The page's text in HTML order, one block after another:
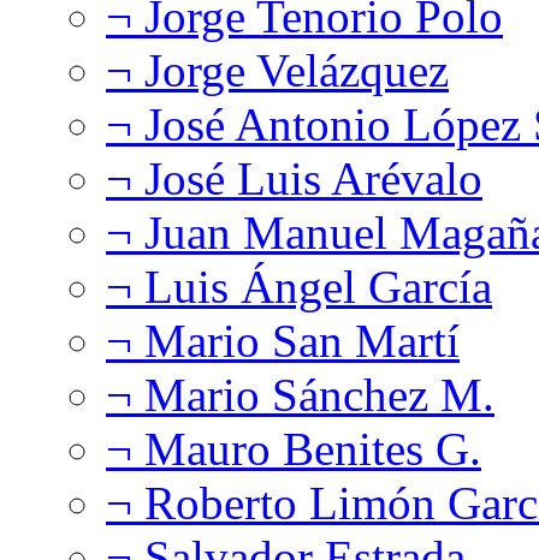
¬ Jorge Tenorio Polo
¬ Jorge Velázquez
¬ José Antonio López
¬ José Luis Arévalo
¬ Juan Manuel
¬ Luis Ángel García
¬ Mario San Martí
¬ Mario Sánchez M.
¬ Mauro Benites G.
¬ Roberto Limón